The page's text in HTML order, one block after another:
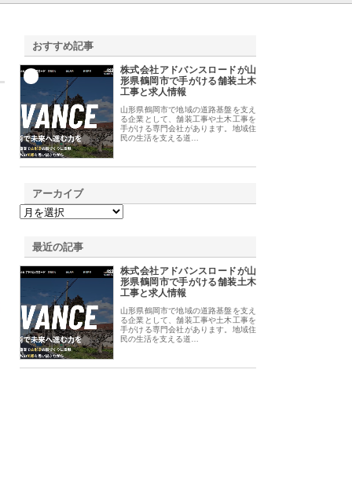
おすすめ記事
株式会社アドバンスロードが山
形県鶴岡市で手がける舗装土木
工事と求人情報
山形県鶴岡市で地域の道路基盤を支え
る企業として、舗装工事や土木工事を
手がける専門会社があります。地域住
民の生活を支える道…
アーカイブ
最近の記事
株式会社アドバンスロードが山
形県鶴岡市で手がける舗装土木
工事と求人情報
山形県鶴岡市で地域の道路基盤を支え
る企業として、舗装工事や土木工事を
手がける専門会社があります。地域住
民の生活を支える道…